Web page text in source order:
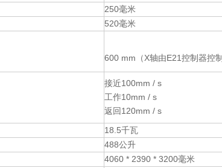
250毫米
520毫米
600 mm（X轴由E21控制器控制
接近100mm / s
工作10mm / s
返回120mm / s
18.5千瓦
488公升
4060 * 2390 * 3200毫米